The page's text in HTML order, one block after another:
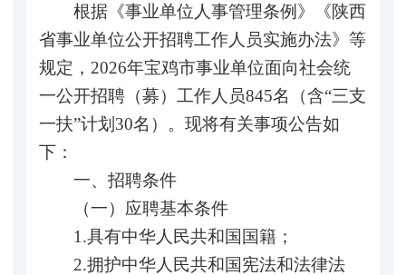
根据《事业单位人事管理条例》《陕西
省事业单位公开招聘工作人员实施办法》等
规定，2026年宝鸡市事业单位面向社会统
一公开招聘（募）工作人员845名（含“三支
一扶”计划30名）。现将有关事项公告如
下：
一、招聘条件
（一）应聘基本条件
1.具有中华人民共和国国籍；
2.拥护中华人民共和国宪法和法律法